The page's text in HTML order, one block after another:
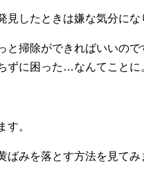
見したときは嫌な気分にな
と掃除ができればいいの
ずに困った…なんてことに
す。
ばみを落とす方法を見てみ